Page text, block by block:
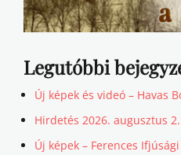
Legutóbbi
Új képek és videó – Havas
Hirdetés 2026. augusztus 2.
Új képek – Ferences